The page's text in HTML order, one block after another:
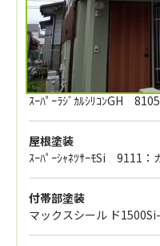
施工箇所
屋根、外壁、付帯
外壁塗装
ｽｰﾊﾟｰﾗｼﾞｶﾙｼﾘｺﾝGH
屋根塗装
ｽｰﾊﾟｰｼｬﾈﾂｻｰﾓSi 9111：
付帯部塗装
マックスシール ド